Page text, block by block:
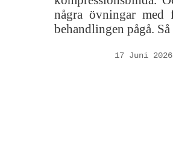
några övningar med
behandlingen pågå.
17 Juni